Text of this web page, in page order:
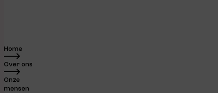
Home
Over ons
Onze
mensen